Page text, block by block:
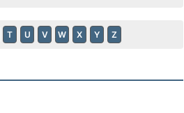
T U V W X Y Z